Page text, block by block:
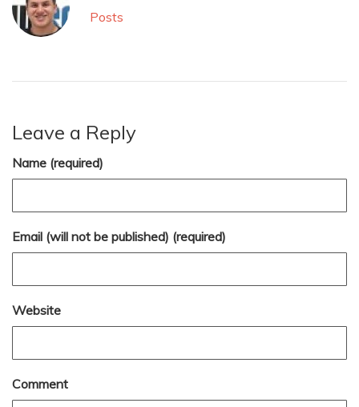
Posts
Leave a Reply
Name (required)
Email (will not be published) (required)
Website
Comment